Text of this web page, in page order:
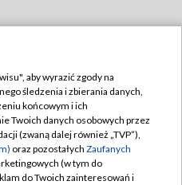
TVP
zgody
aby wyrazić zgody na
śledzenia i zbierania danych,
końcowym i ich
Twoich danych osobowych przez
(zwaną dalej również „TVP”),
oraz pozostałych Zaufanych
(w tym do
do Twoich zainteresowań i